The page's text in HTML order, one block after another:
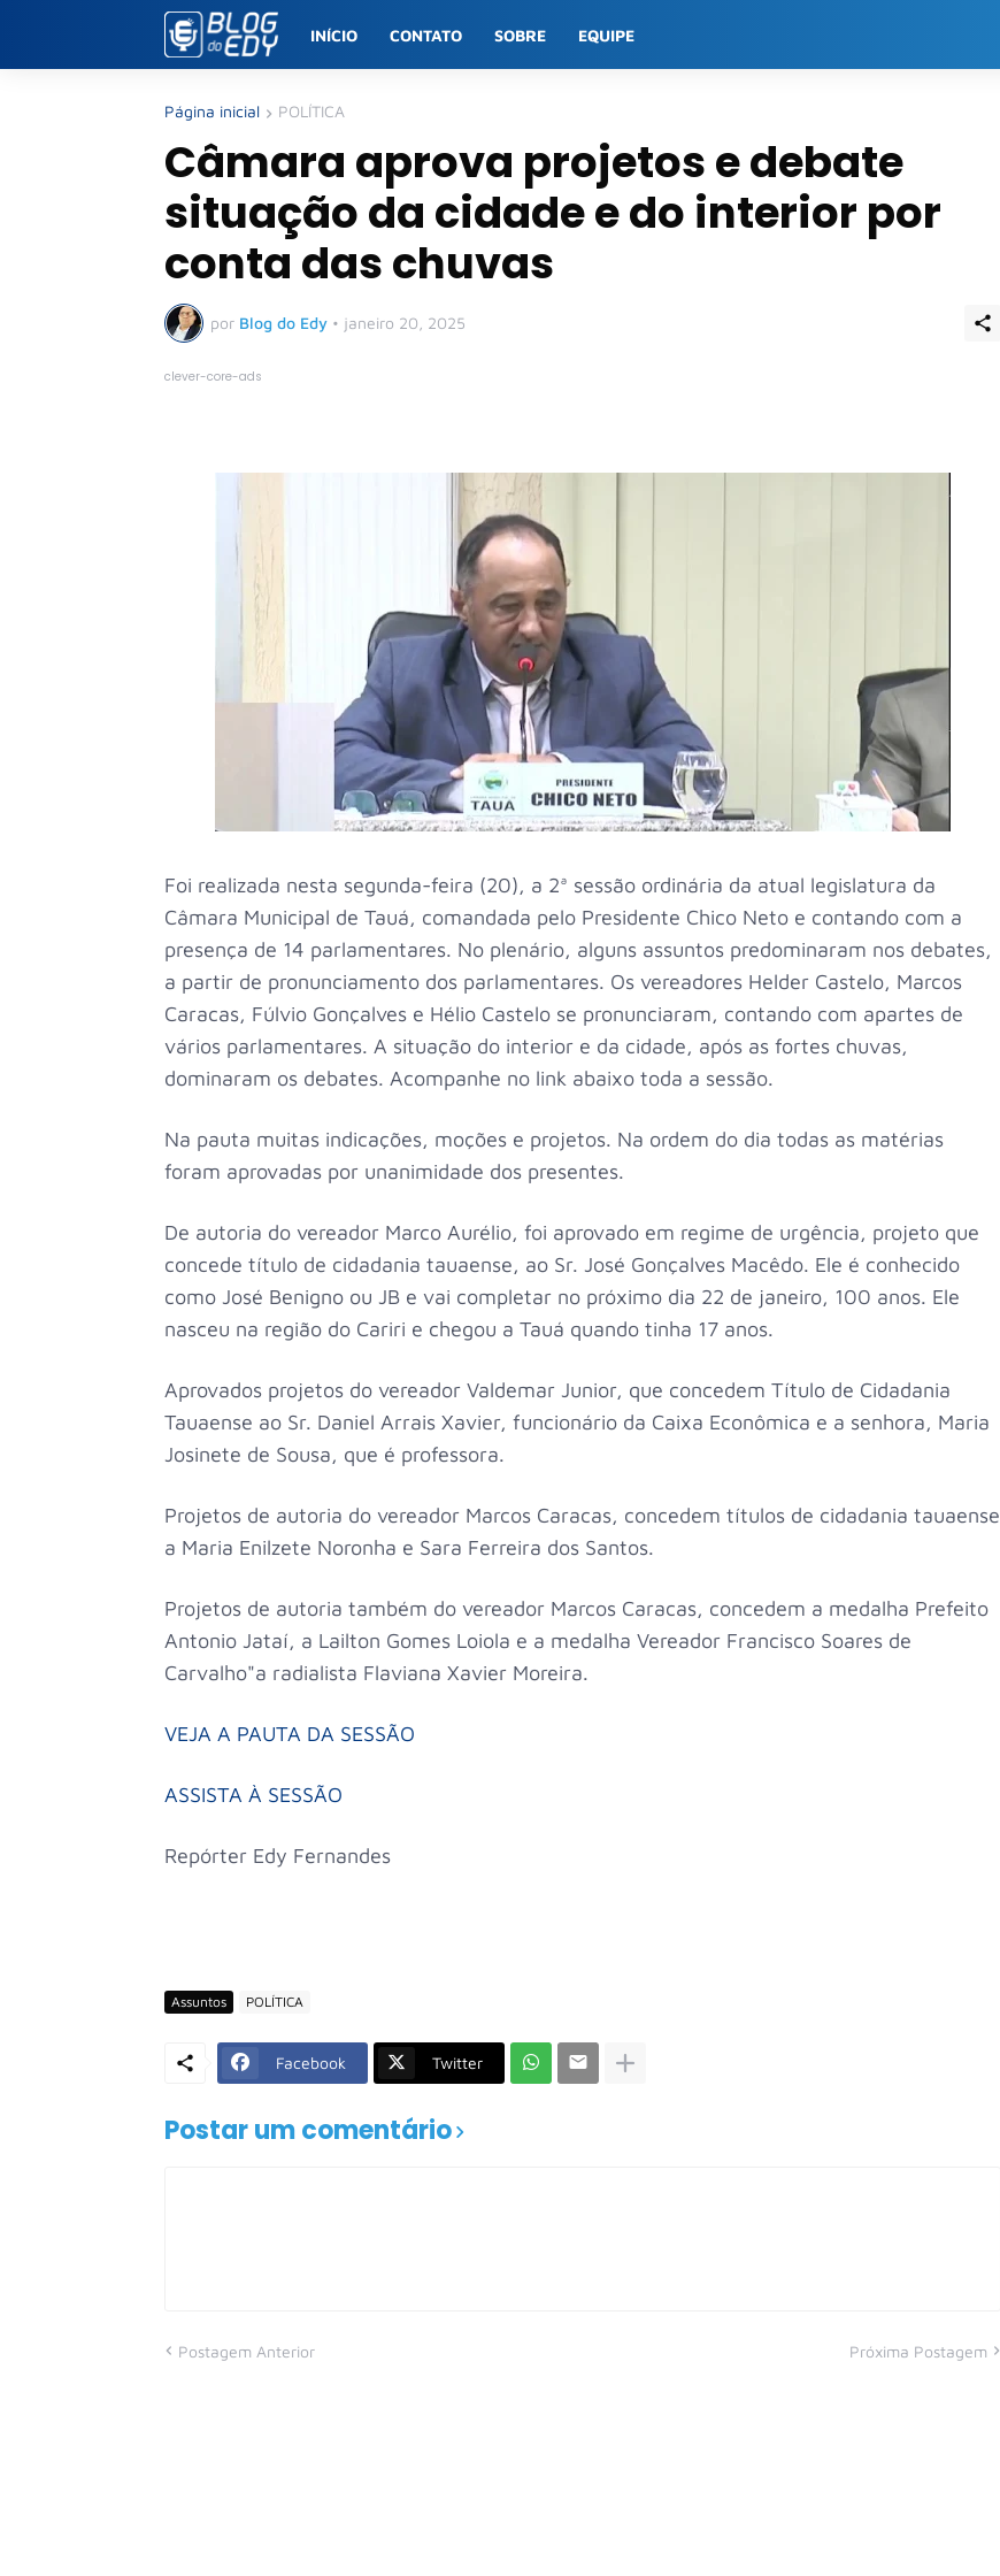
INÍCIO CONTATO SOBRE EQUIPE
Página inicial POLÍTICA
Câmara aprova projetos e debate
situação da cidade e do interior por
conta das chuvas
por Blog do Edy • janeiro 20, 2025
clever-core-ads
Foi realizada nesta segunda-feira (20), a 2ª sessão ordinária da atual legislatura da
Câmara Municipal de Tauá, comandada pelo Presidente Chico Neto e contando com a
presença de 14 parlamentares. No plenário, alguns assuntos predominaram nos debates,
a partir de pronunciamento dos parlamentares. Os vereadores Helder Castelo, Marcos
Caracas, Fúlvio Gonçalves e Hélio Castelo se pronunciaram, contando com apartes de
vários parlamentares. A situação do interior e da cidade, após as fortes chuvas,
dominaram os debates. Acompanhe no link abaixo toda a sessão.
Na pauta muitas indicações, moções e projetos. Na ordem do dia todas as matérias
foram aprovadas por unanimidade dos presentes.
De autoria do vereador Marco Aurélio, foi aprovado em regime de urgência, projeto que
concede título de cidadania tauaense, ao Sr. José Gonçalves Macêdo. Ele é conhecido
como José Benigno ou JB e vai completar no próximo dia 22 de janeiro, 100 anos. Ele
nasceu na região do Cariri e chegou a Tauá quando tinha 17 anos.
Aprovados projetos do vereador Valdemar Junior, que concedem Título de Cidadania
Tauaense ao Sr. Daniel Arrais Xavier, funcionário da Caixa Econômica e a senhora, Maria
Josinete de Sousa, que é professora.
Projetos de autoria do vereador Marcos Caracas, concedem títulos de cidadania tauaense
a Maria Enilzete Noronha e Sara Ferreira dos Santos.
Projetos de autoria também do vereador Marcos Caracas, concedem a medalha Prefeito
Antonio Jataí, a Lailton Gomes Loiola e a medalha Vereador Francisco Soares de
Carvalho"a radialista Flaviana Xavier Moreira.
VEJA A PAUTA DA SESSÃO
ASSISTA À SESSÃO
Repórter Edy Fernandes
Assuntos POLÍTICA
Facebook Twitter
Postar um comentário
Postagem Anterior Próxima Postagem